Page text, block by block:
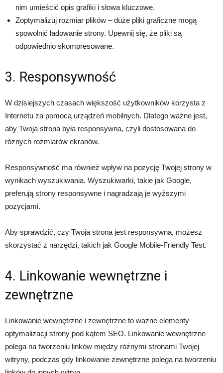
nim umieścić opis grafiki i słowa kluczowe.
Zoptymalizuj rozmiar plików – duże pliki graficzne mogą
spowolnić ładowanie strony. Upewnij się, że pliki są
odpowiednio skompresowane.
3. Responsywność
W dzisiejszych czasach większość użytkowników korzysta z
Internetu za pomocą urządzeń mobilnych. Dlatego ważne jest,
aby Twoja strona była responsywna, czyli dostosowana do
różnych rozmiarów ekranów.
Responsywność ma również wpływ na pozycję Twojej strony w
wynikach wyszukiwania. Wyszukiwarki, takie jak Google,
preferują strony responsywne i nagradzają je wyższymi
pozycjami.
Aby sprawdzić, czy Twoja strona jest responsywna, możesz
skorzystać z narzędzi, takich jak Google Mobile-Friendly Test.
4. Linkowanie wewnętrzne i
zewnętrzne
Linkowanie wewnętrzne i zewnętrzne to ważne elementy
optymalizacji strony pod kątem SEO. Linkowanie wewnętrzne
polega na tworzeniu linków między różnymi stronami Twojej
witryny, podczas gdy linkowanie zewnętrzne polega na tworzeniu